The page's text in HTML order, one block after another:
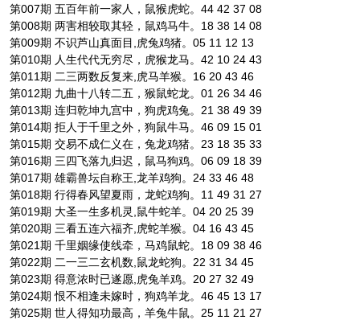
第007期 五百年前一家人，鼠猴虎蛇。44 42 37 08
第008期 两害相较取其轻，鼠鸡马牛。18 38 14 08
第009期 不识芦山真面目,虎兔鸡猪。05 11 12 13
第010期 人生代代无穷尽，虎猴龙马。42 10 24 43
第011期 二三两数反复来,虎马羊猴。16 20 43 46
第012期 九曲十八转二五，猴鼠蛇龙。01 26 34 46
第013期 连归乾坤九宫中，狗虎鸡兔。21 38 49 39
第014期 拒人于千里之外，狗鼠牛马。46 09 15 01
第015期 交易不成仁义在，兔龙鸡猪。23 18 35 33
第016期 三四飞落九归迟，鼠马狗鸡。06 09 18 39
第017期 雄霸兽坛自称王,龙羊鸡狗。24 33 46 48
第018期 行得春风望夏雨，龙蛇鸡狗。11 49 31 27
第019期 大圣一生多机灵,鼠牛蛇羊。04 20 25 39
第020期 三看五连六福齐,虎蛇羊猴。04 16 43 45
第021期 千里姻缘使线牵，马鸡鼠蛇。18 09 38 46
第022期 二一三二玄机数,鼠龙蛇狗。22 31 34 45
第023期 得意浓时已遂愿,虎兔羊鸡。20 27 32 49
第024期 恨不相逢未嫁时，狗鸡羊龙。46 45 13 17
第025期 世人得知功最高，羊兔牛鼠。25 11 21 27